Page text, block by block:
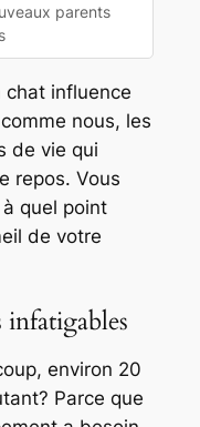
parents
chat influence
nous, les
de vie qui
repos. Vous
quel point
de votre
infatigables
environ 20
Parce que